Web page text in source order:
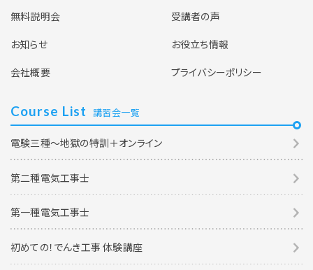
無料説明会
受講者の声
お知らせ
お役立ち情報
会社概要
プライバシーポリシー
Course List 講習会一覧
電験三種～地獄の特訓＋オンライン
第二種電気工事士
第一種電気工事士
初めての！でんき工事 体験講座